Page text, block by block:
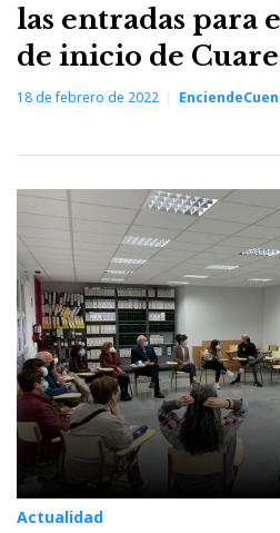
las entradas para
de inicio de
18 de febrero de 2022
Actualidad